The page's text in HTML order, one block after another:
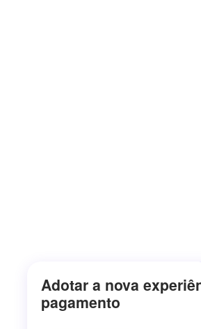
Adotar a nova
pagamento